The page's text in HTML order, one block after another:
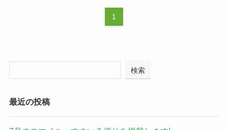
1
検索
最近の投稿